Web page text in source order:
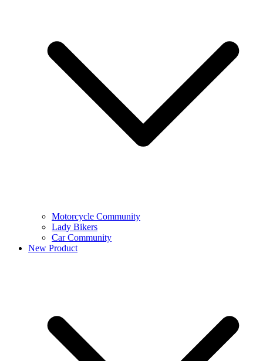
Motorcycle Community
Lady Bikers
Car Community
New Product